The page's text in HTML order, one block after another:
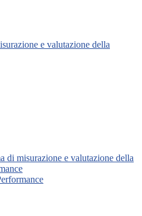
e valutazione della
di misurazione e valutazione della